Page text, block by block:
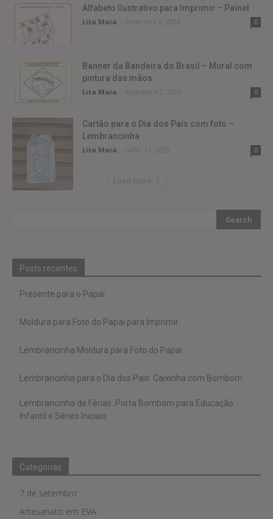
Alfabeto Ilustrativo para Imprimir – Painel
Lita Maia fevereiro 6, 2026 0
Banner da Bandeira do Brasil – Mural com
pintura das mãos
Lita Maia setembro 2, 2025 0
Cartão para o Dia dos Pais com foto –
Lembrancinha
Lita Maia julho 31, 2025 0
Load more
Posts recentes
Presente para o Papai
Moldura para Foto do Papai para Imprimir
Lembrancinha Moldura para Foto do Papai
Lembrancinha para o Dia dos Pais: Caixinha com Bombom
Lembrancinha de Férias: Porta Bombom para Educação
Infantil e Séries Iniciais
Categorias
7 de setembro
Artesanato em EVA